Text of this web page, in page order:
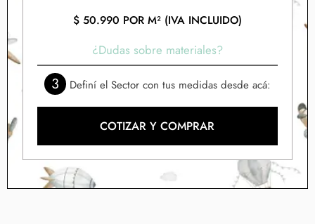
$50.990 POR M² (IVA INCLUIDO)
¿Dudas sobre materiales?
3 Definí el Sector con tus medidas desde acá:
COTIZAR Y COMPRAR